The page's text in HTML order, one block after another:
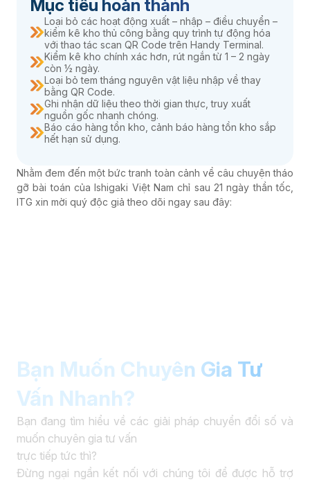
Mục tiêu hoàn thành
Loại bỏ các hoạt động xuất – nhập – điều chuyển –
kiểm kê kho thủ công bằng quy trình tự động hóa
với thao tác scan QR Code trên Handy Terminal.
Kiểm kê kho chính xác hơn, rút ngắn từ 1 – 2 ngày
còn ½ ngày.
Loại bỏ tem tháng nguyên vật liệu nhập về thay
bằng QR Code.
Ghi nhận dữ liệu theo thời gian thực, truy xuất
nguồn gốc nhanh chóng.
Báo cáo hàng tồn kho, cảnh báo hàng tồn kho sắp
hết hạn sử dụng.
Nhằm đem đến một bức tranh toàn cảnh về câu chuyện tháo
gỡ bài toán của Ishigaki Việt Nam chỉ sau 21 ngày thần tốc,
ITG xin mời quý độc giả theo dõi ngay sau đây:
Bạn Muốn Chuyên Gia Tư
Vấn Nhanh?
Bạn đang tìm hiểu về các giải pháp chuyển đổi số và
muốn chuyên gia tư vấn
trực tiếp tức thì?
Đừng ngại ngần kết nối với chúng tôi để được hỗ trợ